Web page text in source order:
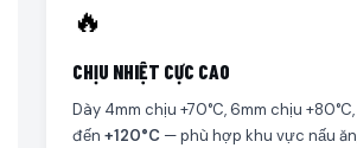
🔥
CHỊU NHIỆT CỰC CAO
Dày 4mm chịu +70°C, 6mm chịu
đến +120°C — phù hợp khu vực nấu